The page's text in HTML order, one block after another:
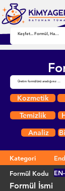
Kozmetik
Temizlik
Analiz
Kategori
Formül Kodu
Formül İsmi